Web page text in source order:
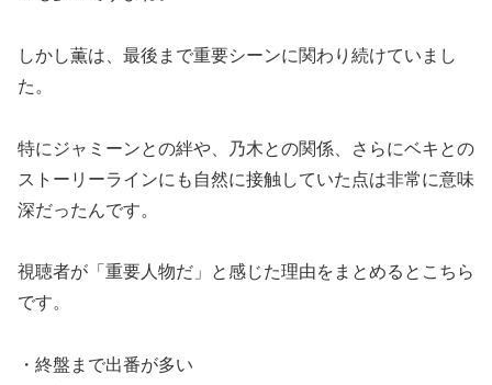
しかし薫は、最後まで重要シーンに関わり続けていまし
た。
特にジャミーンとの絆や、乃木との関係、さらにベキとの
ストーリーラインにも自然に接触していた点は非常に意味
深だったんです。
視聴者が「重要人物だ」と感じた理由をまとめるとこちら
です。
・終盤まで出番が多い